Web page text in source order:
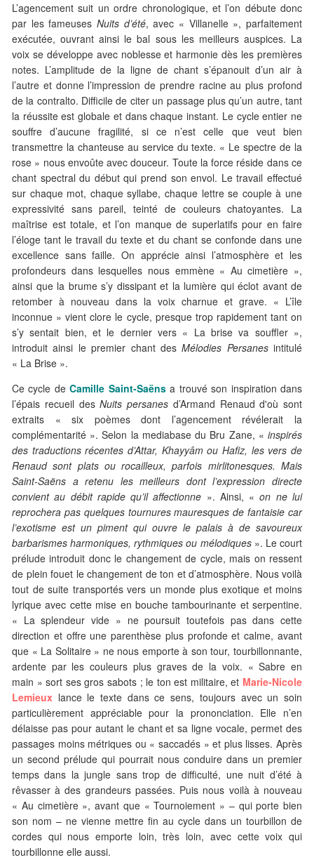
L’agencement suit un ordre chronologique, et l’on débute donc
par les fameuses Nuits d’été, avec « Villanelle », parfaitement
exécutée, ouvrant ainsi le bal sous les meilleurs auspices. La
voix se développe avec noblesse et harmonie dès les premières
notes. L’amplitude de la ligne de chant s’épanouit d’un air à
l’autre et donne l’impression de prendre racine au plus profond
de la contralto. Difficile de citer un passage plus qu’un autre, tant
la réussite est globale et dans chaque instant. Le cycle entier ne
souffre d’aucune fragilité, si ce n’est celle que veut bien
transmettre la chanteuse au service du texte. « Le spectre de la
rose » nous envoûte avec douceur. Toute la force réside dans ce
chant spectral du début qui prend son envol. Le travail effectué
sur chaque mot, chaque syllabe, chaque lettre se couple à une
expressivité sans pareil, teinté de couleurs chatoyantes. La
maîtrise est totale, et l’on manque de superlatifs pour en faire
l’éloge tant le travail du texte et du chant se confonde dans une
excellence sans faille. On apprécie ainsi l’atmosphère et les
profondeurs dans lesquelles nous emmène « Au cimetière »,
ainsi que la brume s’y dissipant et la lumière qui éclot avant de
retomber à nouveau dans la voix charnue et grave. « L’île
inconnue » vient clore le cycle, presque trop rapidement tant on
s’y sentait bien, et le dernier vers « La brise va souffler »,
introduit ainsi le premier chant desMélodies Persanesintitulé
« La Brise ».
Ce cycle deCamille Saint-Saënsa trouvé son inspiration dans
l’épais recueil desNuits persanes d’Armand Renaud d'où sont
extraits « six poèmes dont l’agencement révélerait la
complémentarité ». Selon la mediabase du Bru Zane, « inspirés
des traductions récentes d’Attar, Khayyâm ou Hafiz, les vers de
Renaud sont plats ou rocailleux, parfois mirlitonesques. Mais
Saint-Saëns a retenu les meilleurs dont l’expression directe
convient au débit rapide qu’il affectionne ». Ainsi, «on ne lui
reprochera pas quelques tournures mauresques de fantaisie car
l’exotisme est un piment qui ouvre le palais à de savoureux
barbarismes harmoniques, rythmiques ou mélodiques». Le court
prélude introduit donc le changement de cycle, mais on ressent
de plein fouet le changement de ton et d’atmosphère. Nous voilà
tout de suite transportés vers un monde plus exotique et moins
lyrique avec cette mise en bouche tambourinante et serpentine.
« La splendeur vide » ne poursuit toutefois pas dans cette
direction et offre une parenthèse plus profonde et calme, avant
que « La Solitaire » ne nous emporte à son tour, tourbillonnante,
ardente par les couleurs plus graves de la voix. « Sabre en
main » sort ses gros sabots ; le ton est militaire, et Marie-Nicole
Lemieux lance le texte dans ce sens, toujours avec un soin
particulièrement appréciable pour la prononciation. Elle n’en
délaisse pas pour autant le chant et sa ligne vocale, permet des
passages moins métriques ou « saccadés » et plus lisses. Après
un second prélude qui pourrait nous conduire dans un premier
temps dans la jungle sans trop de difficulté, une nuit d’été à
rêvasser à des grandeurs passées. Puis nous voilà à nouveau
« Au cimetière », avant que « Tournoiement » – qui porte bien
son nom – ne vienne mettre fin au cycle dans un tourbillon de
cordes qui nous emporte loin, très loin, avec cette voix qui
tourbillonne elle aussi.